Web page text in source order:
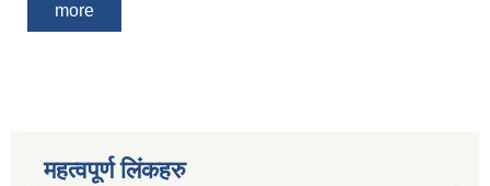
more
महत्वपूर्ण लिंकहरु